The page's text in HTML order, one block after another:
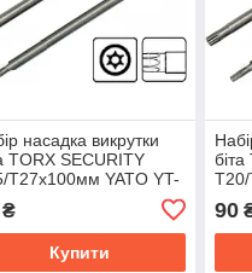
насадка викрутки
TORX SECURITY
T27х100мм YATO YT-
Купити
90